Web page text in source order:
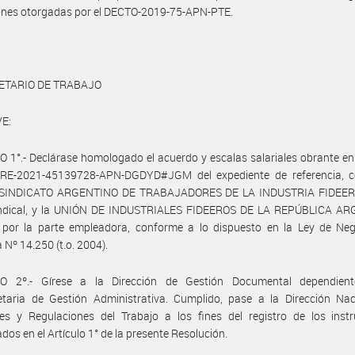
otorgadas por el DECTO-2019-75-APN-PTE.
DE TRABAJO
1°.- Declárase homologado el acuerdo y escalas salariales obrante
2021-45139728-APN-DGDYD#JGM del expediente de referencia,
ARGENTINO DE TRABAJADORES DE LA INDUSTRIA
y la UNIÓN DE INDUSTRIALES FIDEEROS DE LA REPÚBLICA
por la parte empleadora, conforme a lo dispuesto en la Ley de
Nº 14.250 (t.o. 2004).
2º.- Gírese a la Dirección de Gestión Documental
de Gestión Administrativa. Cumplido, pase a la Dirección
y Regulaciones del Trabajo a los fines del registro de los
en el Artículo 1° de la presente Resolución.